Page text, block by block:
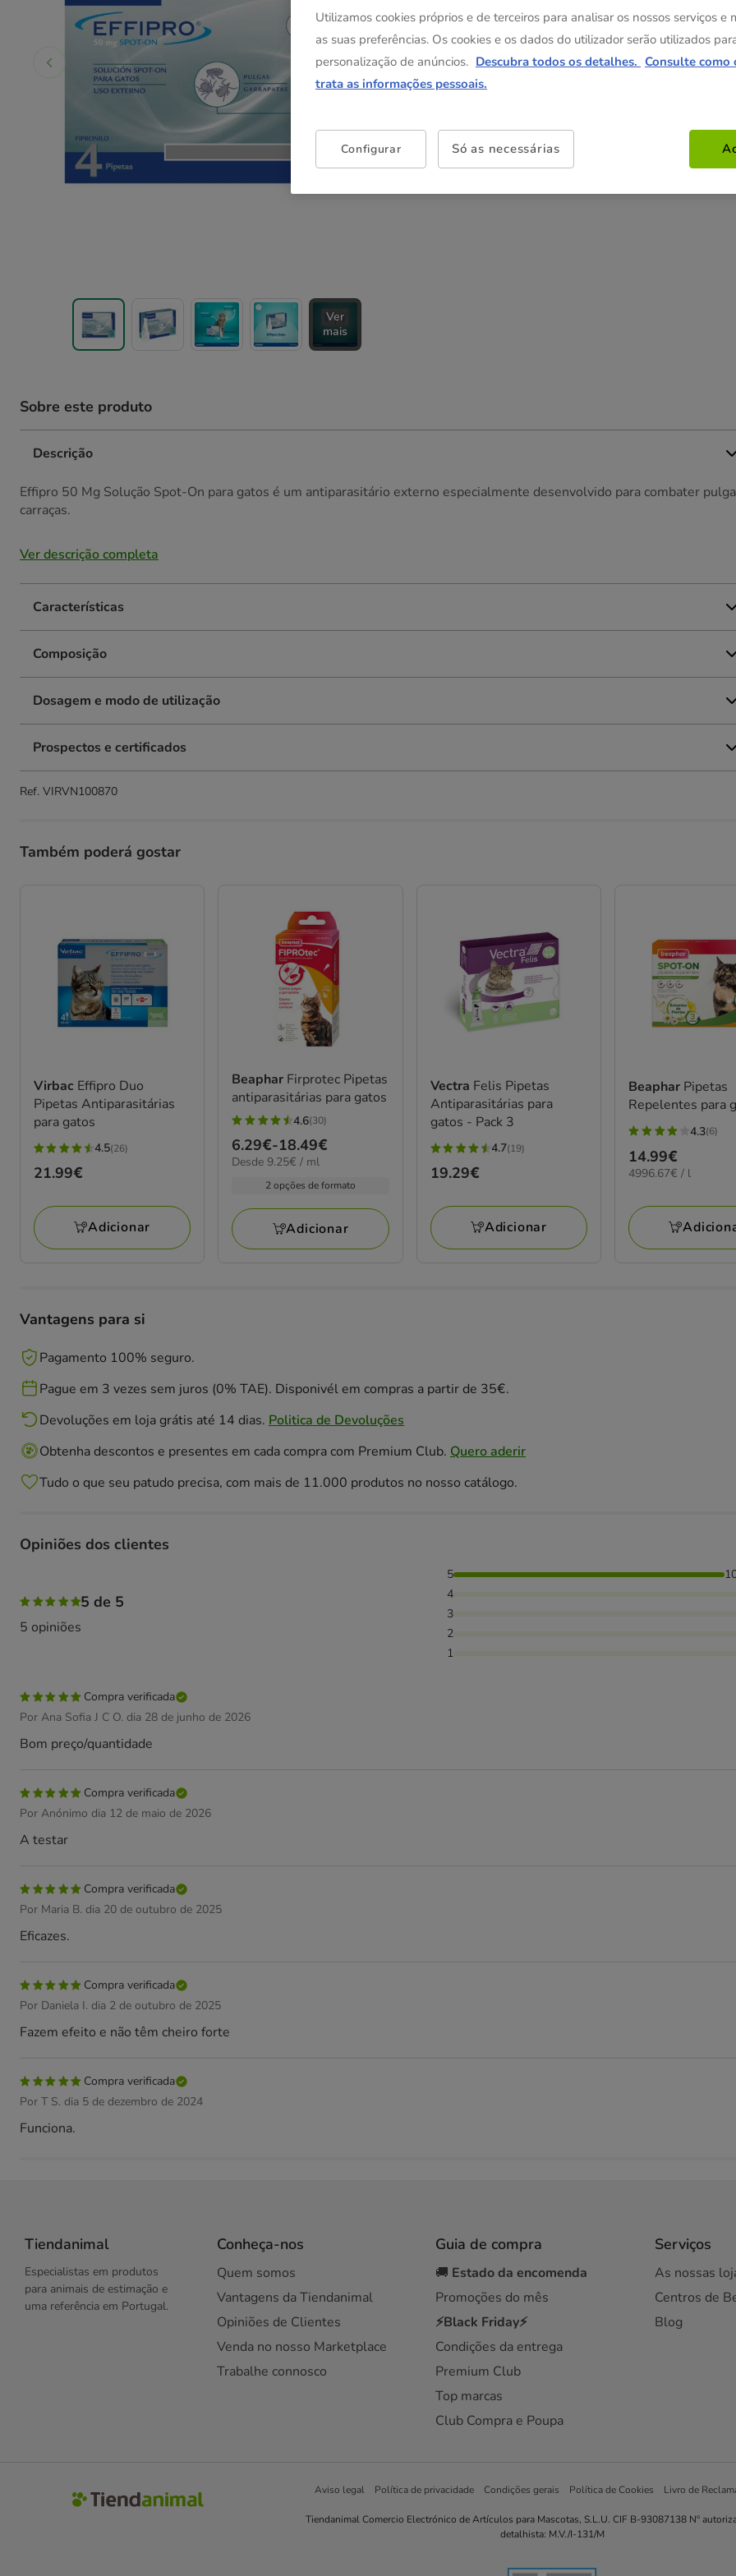
Ver
mais
Sobre este produto
Descrição
Effipro 50 Mg Solução Spot-On para gatos é um antiparasitário externo especialmente desenvolvido para combater
carraças.
Ver descrição completa
Características
Composição
Dosagem e modo de utilização
Prospectos e certificados
Ref. VIRVN100870
Também poderá gostar
Virbac Effipro Duo
Pipetas Antiparasitárias
para gatos
4.5
estrelas
26
avaliações
4.5(26)
Preço
21.99€
Adicionar
Beaphar Firprotec Pipetas
antiparasitárias para gatos
4.6
estrelas
com
avaliações
4.6(30)
Preço
de
6.29€
18.49€
6.29€-18.49€
9.25€
Desde 9.25€ / ml
2 opções de formato
Adicionar
Vectra Felis Pipetas
Antiparasitárias para
gatos - Pack 3
4.7
estrelas
19
avaliações
4.7(19)
Preço
19.29€
Adicionar
Beaphar Pipetas
Repelentes para
4.3
estrelas
com
avaliações
4.3(6)
Preço
14.99€
14.99€
4,996.67€
4996.67€ / l
Vantagens para si
Pagamento 100% seguro.
Pague em 3 vezes sem juros (0% TAE). Disponivél em compras a partir de 35€.
Devoluções em loja grátis até 14 dias. Politica de Devoluções
Obtenha descontos e presentes em cada compra com Premium Club. Quero aderir
Tudo o que seu patudo precisa, com mais de 11.000 produtos no nosso catálogo.
Opiniões dos clientes
5 de 5
5 opiniões
5
4
3
2
1
Compra verificada
Por Ana Sofia J C O. dia 28 de junho de 2026
Bom preço/quantidade
Compra verificada
Por Anónimo dia 12 de maio de 2026
A testar
Compra verificada
Por Maria B. dia 20 de outubro de 2025
Eficazes.
Compra verificada
Por Daniela I. dia 2 de outubro de 2025
Fazem efeito e não têm cheiro forte
Compra verificada
Por T S. dia 5 de dezembro de 2024
Funciona.
Tiendanimal
Especialistas em produtos
para animais de estimação e
uma referência em Portugal.
Conheça-nos
Quem somos
Vantagens da Tiendanimal
Opiniões de Clientes
Venda no nosso Marketplace
Trabalhe connosco
Guia de compra
🚚 Estado da encomenda
Promoções do mês
⚡Black Friday⚡
Condições da entrega
Premium Club
Top marcas
Club Compra e Poupa
Serviços
As nossas
Centros de
Blog
Aviso legal Política de privacidade Condições gerais Política de Cookies Livro de
Tiendanimal Comercio Electrónico de Artículos para Mascotas, S.L.U. CIF B-93087138 Nº
detalhista: M.V./I-131/M
Utilizamos cookies próprios e de terceiros para analisar os nossos serviços e
as suas preferências. Os cookies e os dados do utilizador serão utilizados
personalização de anúncios. Descubra todos os detalhes. Consulte como
trata as informações pessoais.
Configurar Só as necessárias